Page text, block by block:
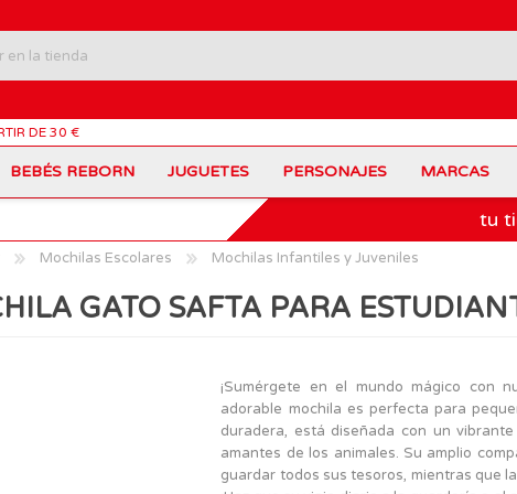
DE 30 €
BEBÉS REBORN JUGUETES
Carros Portamochilas Coches de Juguete
Muñecas
Patinetes
PERSONAJES
Bob Esponja Disney
Sonic
The Beasties
MARCAS
Barbie Barriguitas
VTech
MARCAS
tu
Mochilas Escolares Mochilas Infantiles y Juveniles
GATO SAFTA PARA
¡Sumérgete en el mundo mágico con
adorable mochila es perfecta para
duradera, está diseñada con un
amantes de los animales. Su amplio
guardar todos sus tesoros, mientras que